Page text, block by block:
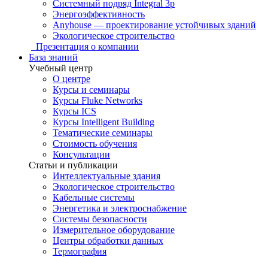
Системный подряд Integral 3p
Энергоэффективность
Anyhouse — проектирование устойчивых зданий
Экологическое строительство
Презентация о компании
База знаний
Учебный центр
О центре
Курсы и семинары
Курсы Fluke Networks
Курсы ICS
Курсы Intelligent Building
Тематические семинары
Стоимость обучения
Консультации
Статьи и публикации
Интеллектуальные здания
Экологическое строительство
Кабельные системы
Энергетика и электроснабжение
Системы безопасности
Измерительное оборудование
Центры обработки данных
Термография